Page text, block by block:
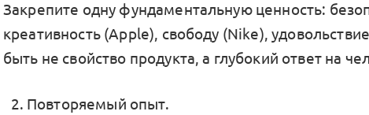
Закрепите одну фундаментальную ценность:
креативность (Apple), свободу (Nike),
быть не свойство продукта, а глубокий ответ на
Повторяемый опыт.